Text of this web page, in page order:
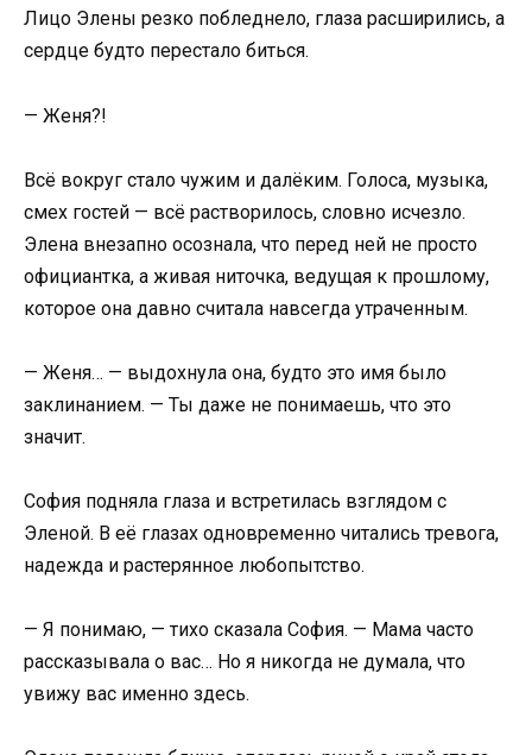
Лицо Элены резко побледнело, глаза расширились, а
сердце будто перестало биться.
— Женя?!
Всё вокруг стало чужим и далёким. Голоса, музыка,
смех гостей — всё растворилось, словно исчезло.
Элена внезапно осознала, что перед ней не просто
официантка, а живая ниточка, ведущая к прошлому,
которое она давно считала навсегда утраченным.
— Женя… — выдохнула она, будто это имя было
заклинанием. — Ты даже не понимаешь, что это
значит.
София подняла глаза и встретилась взглядом с
Эленой. В её глазах одновременно читались тревога,
надежда и растерянное любопытство.
— Я понимаю, — тихо сказала София. — Мама часто
рассказывала о вас… Но я никогда не думала, что
увижу вас именно здесь.